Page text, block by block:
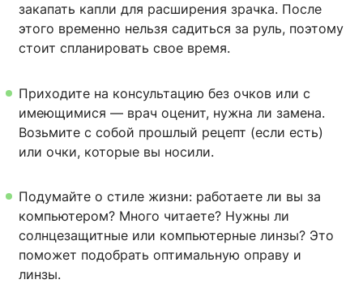
закапать капли для расширения зрачка. После
этого временно нельзя садиться за руль, поэтому
стоит спланировать свое время.
Приходите на консультацию без очков или с
имеющимися — врач оценит, нужна ли замена.
Возьмите с собой прошлый рецепт (если есть)
или очки, которые вы носили.
Подумайте о стиле жизни: работаете ли вы за
компьютером? Много читаете? Нужны ли
солнцезащитные или компьютерные линзы? Это
поможет подобрать оптимальную оправу и
линзы.